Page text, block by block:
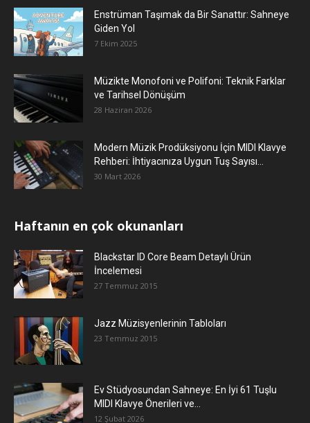
Enstrüman Taşımak da Bir Sanattır: Sahneye
Giden Yol
7 Ekim 2025
Müzikte Monofoni ve Polifoni: Teknik Farklar
ve Tarihsel Dönüşüm
28 Haziran 2026
Modern Müzik Prodüksiyonu İçin MIDI Klavye
Rehberi: İhtiyacınıza Uygun Tuş Sayısı...
30 Mart 2026
Haftanın en çok okunanları
Blackstar ID Core Beam Detaylı Ürün
İncelemesi
27 Temmuz 2015
Jazz Müzisyenlerinin Tabloları
23 Temmuz 2015
Ev Stüdyosundan Sahneye: En İyi 61 Tuşlu
MIDI Klavye Önerileri ve...
12 Şubat 2026